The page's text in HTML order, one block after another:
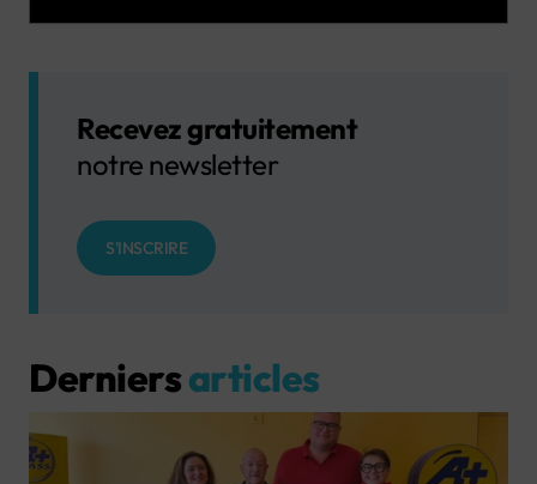
Recevez gratuitement
notre newsletter
S'INSCRIRE
Derniersarticles